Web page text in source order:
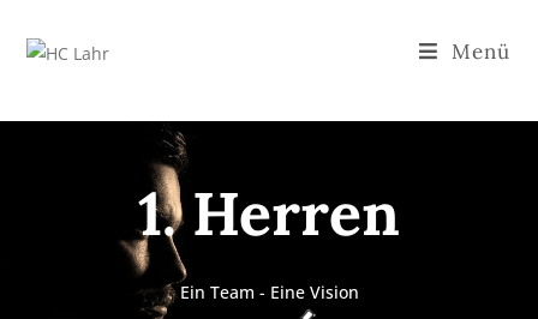
Menü
1. Herren
Ein Team - Eine Vision